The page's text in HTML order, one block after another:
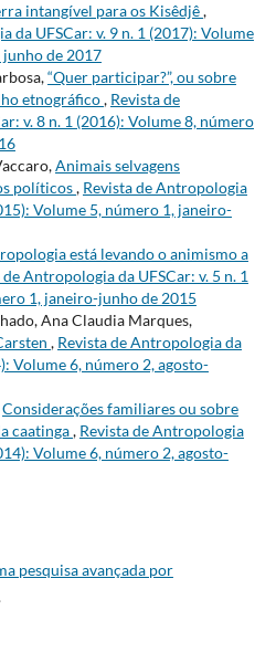
intangível para os Kisêdjê,
da UFSCar: v. 9 n. 1 (2017): Volume
de 2017
“Quer participar?”, ou sobre
etnográfico, Revista de
v. 8 n. 1 (2016): Volume 8, número
Animais selvagens
políticos, Revista de Antropologia
Volume 5, número 1, janeiro-
está levando o animismo a
de Antropologia da UFSCar: v. 5 n. 1
1, janeiro-junho de 2015
Ana Claudia Marques,
, Revista de Antropologia da
Volume 6, número 2, agosto-
Considerações familiares ou sobre
caatinga, Revista de Antropologia
Volume 6, número 2, agosto-
pesquisa avançada por